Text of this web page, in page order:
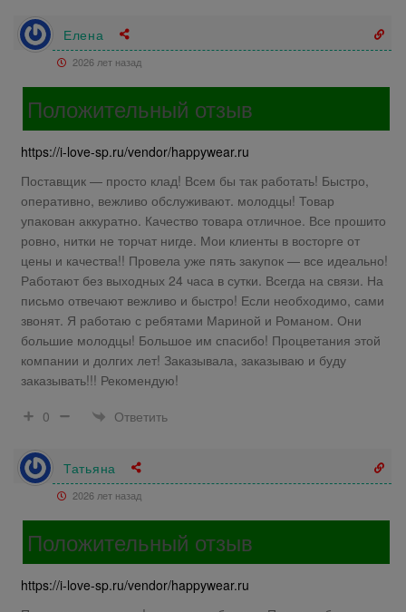
Елена
2026 лет назад
Положительный отзыв
https://i-love-sp.ru/vendor/happywear.ru
Поставщик — просто клад! Всем бы так работать! Быстро,
оперативно, вежливо обслуживают. молодцы! Товар
упакован аккуратно. Качество товара отличное. Все прошито
ровно, нитки не торчат нигде. Мои клиенты в восторге от
цены и качества!! Провела уже пять закупок — все идеально!
Работают без выходных 24 часа в сутки. Всегда на связи. На
письмо отвечают вежливо и быстро! Если необходимо, сами
звонят. Я работаю с ребятами Мариной и Романом. Они
большие молодцы! Большое им спасибо! Процветания этой
компании и долгих лет! Заказывала, заказываю и буду
заказывать!!! Рекомендую!
0
Ответить
Татьяна
2026 лет назад
Положительный отзыв
https://i-love-sp.ru/vendor/happywear.ru